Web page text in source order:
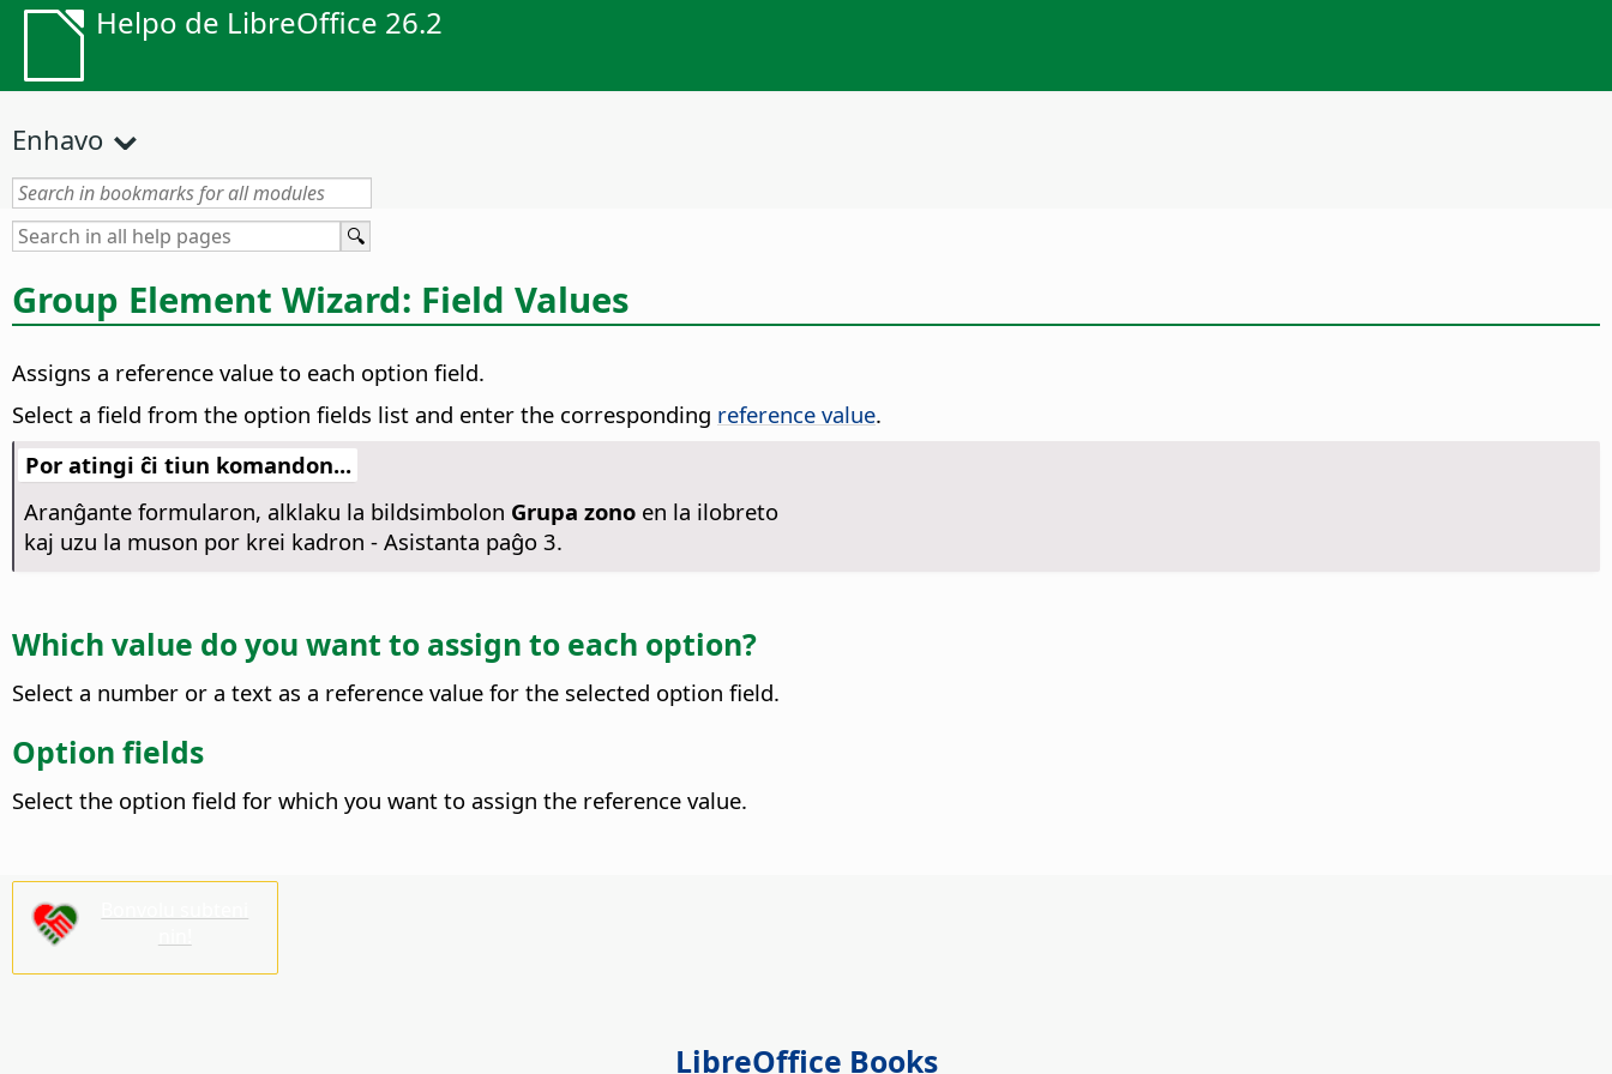
Helpo de LibreOffice 26.2
Enhavo
Group Element Wizard: Field Values
Assigns a reference value to each option field.
Select a field from the option fields list and enter the corresponding reference value.
Por atingi ĉi tiun komandon...
Aranĝante formularon, alklaku la bildsimbolon Grupa zonoen la ilobreto
kaj uzu la muson por krei kadron - Asistanta paĝo 3.
Which value do you want to assign to each option?
Select a number or a text as a reference value for the selected option field.
Option fields
Select the option field for which you want to assign the reference value.
LibreOffice Books